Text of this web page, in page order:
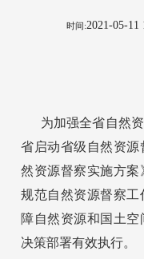
时间:2021-05-11
为加强全省自然资
省启动省级自然资源
然资源督察实施方
规范自然资源督察
障自然资源和国土空
决策部署有效执行。